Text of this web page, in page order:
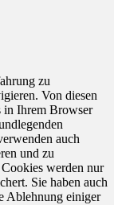
zu
Von diesen
in Ihrem Browser
auch
und zu
werden nur
Sie haben auch
Ablehnung einiger